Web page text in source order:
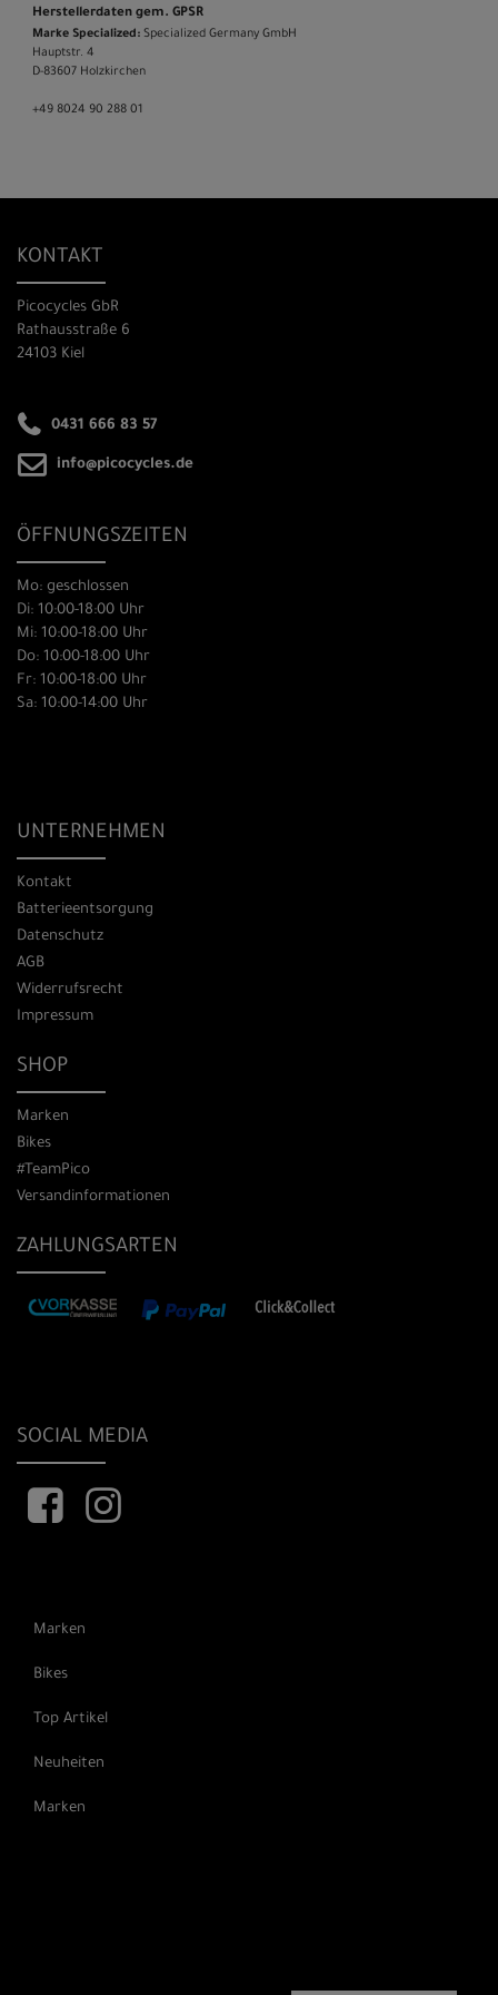
Herstellerdaten gem. GPSR
Marke Specialized: Specialized Germany GmbH
Hauptstr. 4
D-83607 Holzkirchen
+49 8024 90 288 01
KONTAKT
Picocycles GbR
Rathausstraße 6
24103 Kiel
0431 666 83 57
info@picocycles.de
ÖFFNUNGSZEITEN
Mo: geschlossen
Di: 10:00-18:00 Uhr
Mi: 10:00-18:00 Uhr
Do: 10:00-18:00 Uhr
Fr: 10:00-18:00 Uhr
Sa: 10:00-14:00 Uhr
UNTERNEHMEN
Kontakt
Batterieentsorgung
Datenschutz
AGB
Widerrufsrecht
Impressum
SHOP
Marken
Bikes
#TeamPico
Versandinformationen
ZAHLUNGSARTEN
SOCIAL MEDIA
Marken
Bikes
Top Artikel
Neuheiten
Marken